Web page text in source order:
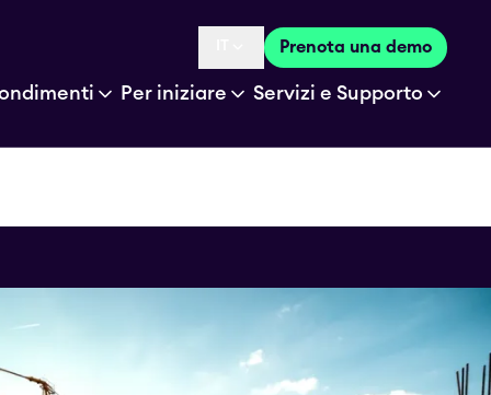
Language selected is
Prenota una demo
Per iniziare Servizi e Supporto